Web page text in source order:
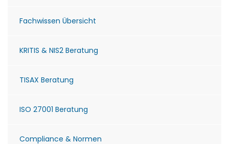
Fachwissen Übersicht
KRITIS & NIS2 Beratung
TISAX Beratung
ISO 27001 Beratung
Compliance & Normen